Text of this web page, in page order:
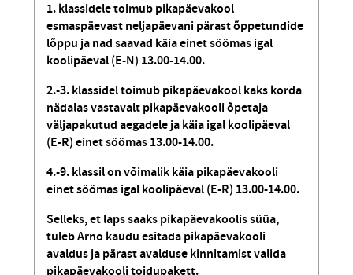
1. klassidele toimub pikapäevakool
esmaspäevast neljapäevani pärast õppetundide
lõppu ja nad saavad käia einet söömas igal
koolipäeval (E-N) 13.00-14.00.
2.-3. klassidel toimub pikapäevakool kaks korda
nädalas vastavalt pikapäevakooli õpetaja
väljapakutud aegadele ja käia igal koolipäeval
(E-R) einet söömas 13.00-14.00.
4.-9. klassil on võimalik käia pikapäevakooli
einet söömas igal koolipäeval (E-R) 13.00-14.00.
Selleks, et laps saaks pikapäevakoolis süüa,
tuleb Arno kaudu esitada pikapäevakooli
avaldus ja pärast avalduse kinnitamist valida
pikapäevakooli toidupakett.